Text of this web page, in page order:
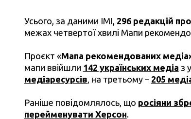
Усього, за даними ІМІ, 296 редакцій
межах четвертої хвилі Мапи
Проєкт «Мапа рекомендованих
мапи ввійшли 142 українських медіа з
медіаресурсів, на третьому – 205
Раніше повідомлялось, що росіяни
перейменувати Херсон.